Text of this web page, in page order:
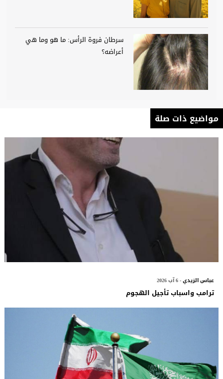
سرطان فروة الرأس: ما هو وما هي
أعراضه؟
مواضيع ذات صلة
عباس الزيدي- 6 آب 2026
ترامب واسباب تأجيل الهجوم